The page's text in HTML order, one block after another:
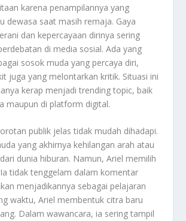
karena penampilannya yang
dewasa saat masih remaja. Gaya
dan kepercayaan dirinya sering
di media sosial. Ada yang
sosok muda yang percaya diri,
juga yang melontarkan kritik. Situasi ini
kerap menjadi trending topic, baik
maupun di platform digital.
publik jelas tidak mudah dihadapi.
yang akhirnya kehilangan arah atau
dunia hiburan. Namun, Ariel memilih
tidak tenggelam dalam komentar
menjadikannya sebagai pelajaran
waktu, Ariel membentuk citra baru
Dalam wawancara, ia sering tampil